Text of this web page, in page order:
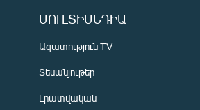
ՄՈՒԼՏԻՄԵԴԻԱ
Ազատություն TV
Տեսանյութեր
Լրատվական